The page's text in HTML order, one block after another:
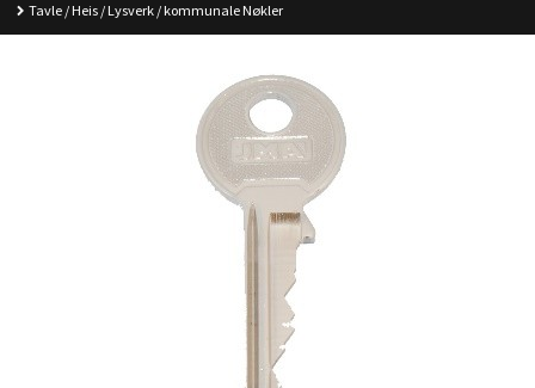
Tavle / Heis / Lysverk / kommunale Nøkler